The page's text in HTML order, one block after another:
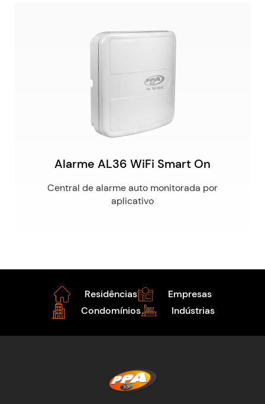
Alarme AL36 WiFi Smart On
Central de alarme auto monitorada por
aplicativo
Residências
Empresas
Condomínios
Indústrias